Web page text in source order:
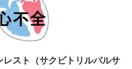
レスト（サクビトリルバルサ